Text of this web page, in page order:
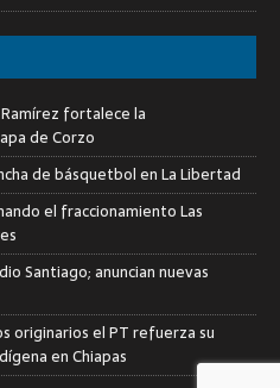
fortalece la
de Corzo
de básquetbol en La Libertad
el fraccionamiento Las
Santiago; anuncian nuevas
originarios el PT refuerza su
en Chiapas